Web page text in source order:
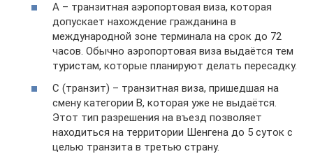
А – транзитная аэропортовая виза, которая
допускает нахождение гражданина в
международной зоне терминала на срок до 72
часов. Обычно аэропортовая виза выдаётся тем
туристам, которые планируют делать пересадку.
C (транзит) – транзитная виза, пришедшая на
смену категории В, которая уже не выдаётся.
Этот тип разрешения на въезд позволяет
находиться на территории Шенгена до 5 суток с
целью транзита в третью страну.